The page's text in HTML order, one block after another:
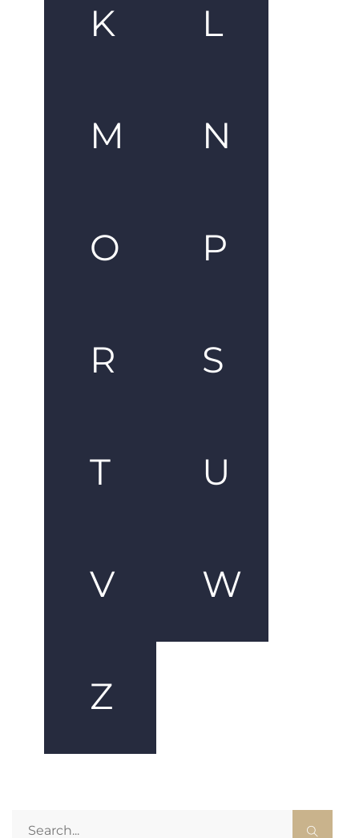
K L
M N
O P
R S
T U
V W
Z